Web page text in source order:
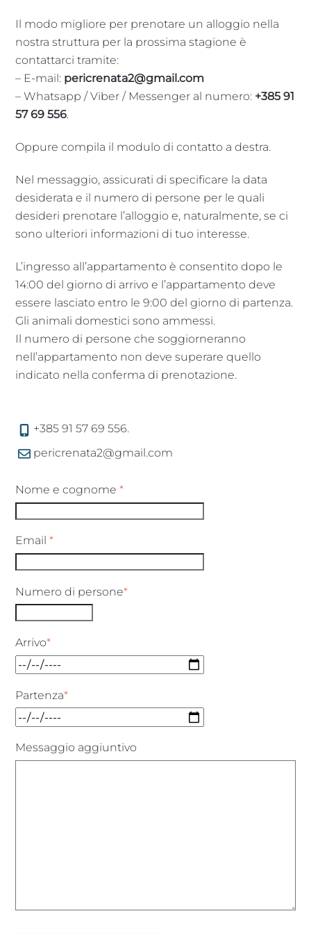
Il modo migliore per prenotare un alloggio nella
nostra struttura per la prossima stagione è
contattarci tramite:
– E-mail: pericrenata2@gmail.com
– Whatsapp / Viber / Messenger al numero: +385 91
57 69 556.
Oppure compila il modulo di contatto a destra.
Nel messaggio, assicurati di specificare la data
desiderata e il numero di persone per le quali
desideri prenotare l’alloggio e, naturalmente, se ci
sono ulteriori informazioni di tuo interesse.
L’ingresso all’appartamento è consentito dopo le
14:00 del giorno di arrivo e l’appartamento deve
essere lasciato entro le 9:00 del giorno di partenza.
Gli animali domestici sono ammessi.
Il numero di persone che soggiorneranno
nell’appartamento non deve superare quello
indicato nella conferma di prenotazione.
+385 91 57 69 556.
pericrenata2@gmail.com
Nome e cognome*
Email*
Numero di persone*
Arrivo*
Partenza*
Messaggio aggiuntivo